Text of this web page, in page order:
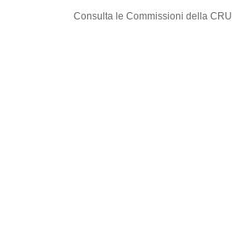
Consulta le Commissioni della CRUI